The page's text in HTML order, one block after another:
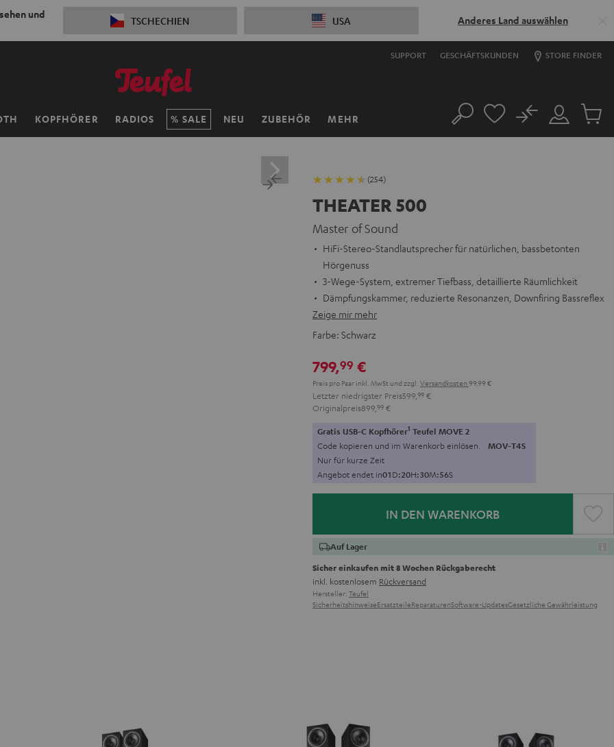
und
TSCHECHIEN USA Anderes Land auswählen
SUPPORT GESCHÄFTSKUNDEN STORE FINDER
KOPFHÖRER RADIOS SALE NEU ZUBEHÖR MEHR Suche
Mein
Konto
No
Artikel
(254)
THEATER 500
Master of Sound
HiFi-Stereo-Standlautsprecher für natürlichen, bassbetonten
Hörgenuss
3-Wege-System, extremer Tiefbass, detaillierte Räumlichkeit
Dämpfungskammer, reduzierte Resonanzen, Downfiring Bassreflex
Zeige mir mehr
Farbe: Schwarz
799,99 €
Preis pro Paar inkl. MwSt und zzgl. Versandkosten 99,99 €
Letzter niedrigster Preis599, 99 €
Originalpreis899, 99 €
Gratis USB-C Kopfhörer1 Teufel MOVE 2
Code kopieren und im Warenkorb einlösen. MOV-T4S
Nur für kurze Zeit
Angebot endet in01D:20H:30M:54S
IN DEN WARENKORB
Auf Lager
Sicher einkaufen mit 8 Wochen Rückgaberecht
inkl. kostenlosem Rückversand
Hersteller: Teufel
SicherheitshinweiseErsatzteileReparaturenSoftware-UpdatesGesetzliche Gewährleistung